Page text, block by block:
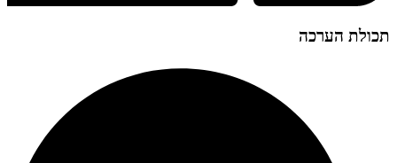
תכולת הערכה